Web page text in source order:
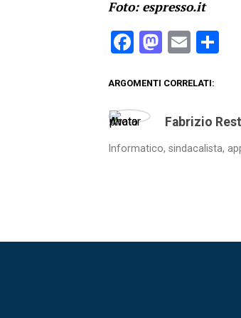
Foto: espresso.it
Facebook
Email
ARGOMENTI CORRELATI:
Fabrizio
Informatico, sindacalista,